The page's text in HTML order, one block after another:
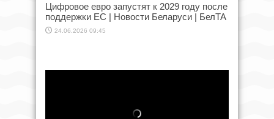
Цифровое евро запустят к 2029 году после
поддержки ЕС | Новости Беларуси | БелТА
24.06.2026 09:45